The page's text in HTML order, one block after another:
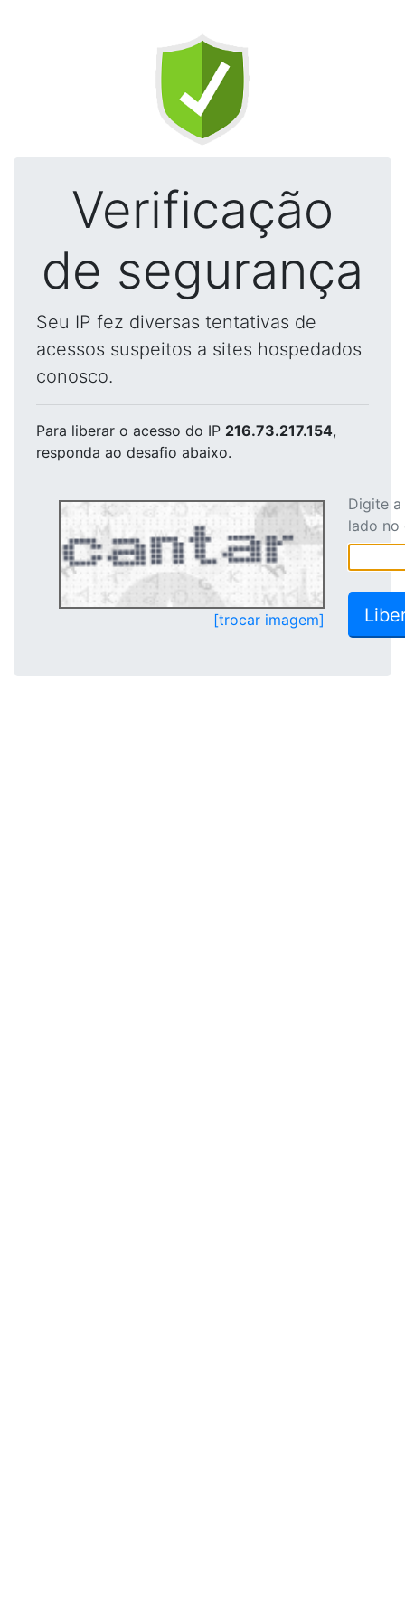
Verificação
de segurança
Seu IP fez diversas tentativas de
acessos suspeitos a sites hospedados
conosco.
Para liberar o acesso do IP 216.73.217.154,
responda ao desafio abaixo.
[trocar imagem]
Digite
lado no